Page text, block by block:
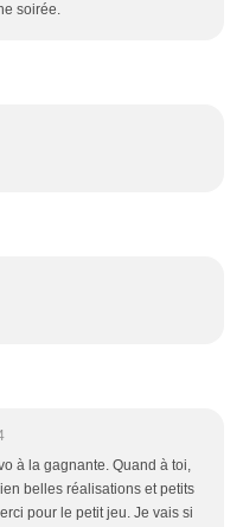
soirée.
à la gagnante. Quand à toi,
belles réalisations et petits
pour le petit jeu. Je vais si